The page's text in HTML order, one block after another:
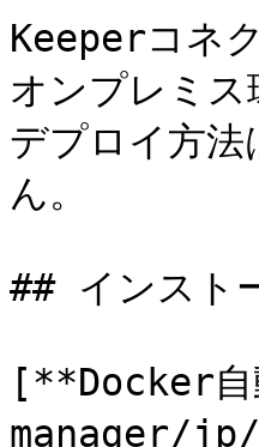
Keeperコネ
オンプレミ
デプロイ方
ん。
## インスト
[**Docker
manager/